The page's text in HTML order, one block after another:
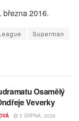
března 2016.
Superman
Osamělý
Veverky
5 SRPNA, 2026